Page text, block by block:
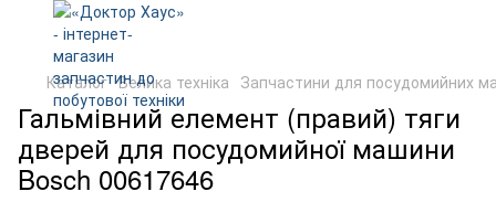
Каталог Велика техніка Запчастини для посудомийних
Гальмівний елемент (правий) тяги
дверей для посудомийної машини
Bosch 00617646